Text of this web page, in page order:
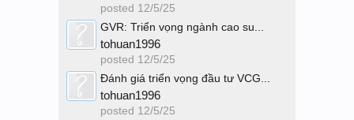
posted 12/5/25
GVR: Triển vọng ngành cao su...
tohuan1996
posted 12/5/25
Đánh giá triển vọng đầu tư VCG...
tohuan1996
posted 12/5/25